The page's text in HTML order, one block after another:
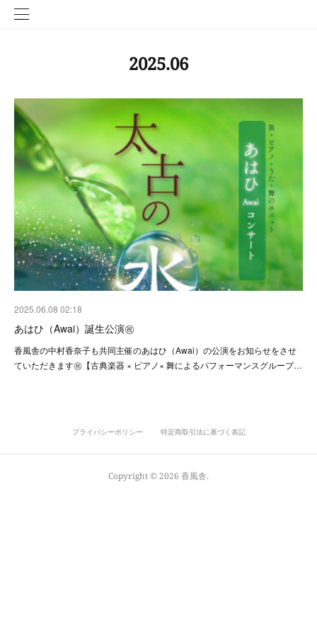
2025.06
2025.06.08 02:18
あはひ（Awai）誕生公演㊗️
香風舎の中村香奈子も共同主催のあはひ（Awai）の公演をお知らせをさせ
ていただきます㊗️【古典楽器 × ピアノ× 舞によるパフォーマンスグループ…
プライバシーポリシー 特定商取引法に基づく表記
Copyright ©2026 香風舎.